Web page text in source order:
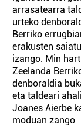
arrasatearra
urteko
Berriko
erakusten
izango. Min
Zeelanda
denboraldia
eta taldeari
Joanes Aierbe
moduan zango